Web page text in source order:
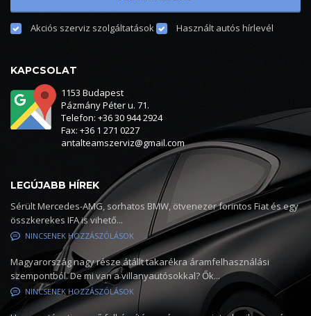
Akciós szerviz szolgáltatások Használt autós hírlevél
KAPCSOLAT
1153 Budapest
Pázmány Péter u. 71.
Telefon: +36 30 944 2924
Fax: +36 1 271 0227
antalteamszerviz@gmail.com
LEGÚJABB HÍREK
Sérült Mercedes-AMG, sorhatos BMW, ötvenezer forintos Fiat és egy
összkerekes IFA is vihető...
NINCSENEK HOZZÁSZÓLÁSOK
Magyarország nagy része átállt takarékra áramfelhasználási
szempontból. De mi van a villanyautósokkal? Ők...
NINCSENEK HOZZÁSZÓLÁSOK